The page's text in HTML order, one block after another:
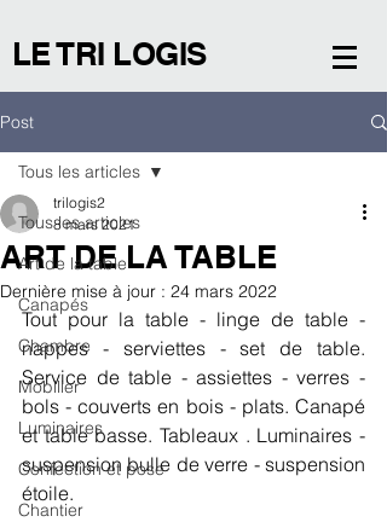
LE TRI LOGIS
Post
Tous les articles
Art de la table
Canapés
Chambre
Mobilier
Luminaires
Confection et pose
Chantier
Tous les articles
ART DE LA TABLE
trilogis2
8 mars 2021
Dernière mise à jour : 24 mars 2022
Tout pour la table - linge de table -
nappes - serviettes - set de table.
Service de table - assiettes - verres -
bols - couverts en bois - plats. Canapé
et table basse. Tableaux . Luminaires -
suspension bulle de verre - suspension
étoile.